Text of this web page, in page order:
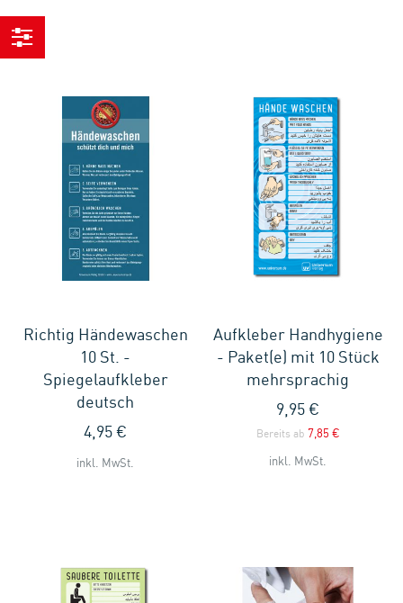
Richtig Händewaschen
10 St. -
Spiegelaufkleber
deutsch
4,95 €
inkl. MwSt.
Aufkleber Handhygiene
- Paket(e) mit 10 Stück
mehrsprachig
9,95 €
Bereits ab 7,85 €
inkl. MwSt.
Einkaufen